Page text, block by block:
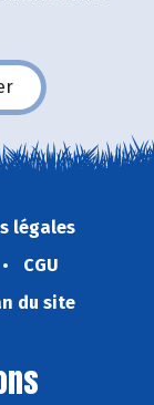
légales
CGU
du site